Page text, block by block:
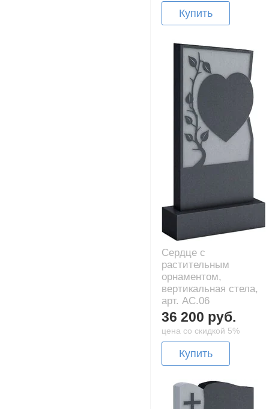
Купить
Сердце с
растительным
орнаментом,
вертикальная стела,
арт. AC.06
36 200 руб.
цена со скидкой 5%
Купить